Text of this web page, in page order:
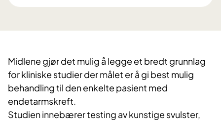
Midlene gjør det mulig å legge et bredt grunnlag
for kliniske studier der målet er å gi best mulig
behandling til den enkelte pasient med
endetarmskreft.
Studien innebærer testing av kunstige svulster,